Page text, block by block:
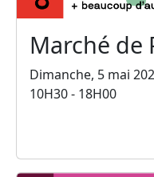
Marché de
Dimanche, 5 mai
10H30 - 18H00